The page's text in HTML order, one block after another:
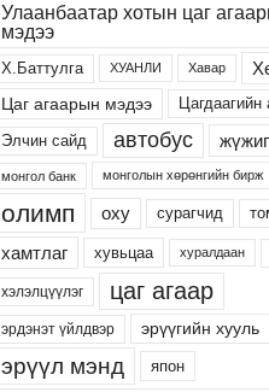
Улаанбаатар хотын цаг
мэдээ
Х.Баттулга ХУАНЛИ Хавар
Цаг агаарын мэдээ Цагдаагийн
Элчин сайд автобус
монгол банк монголын хөрөнгийн бирж
олимп оху сурагчид
хамтлаг хувьцаа хуралдаан
хэлэлцүүлэг цаг агаар
эрдэнэт үйлдвэр эрүүгийн хууль
эрүүл мэнд япон